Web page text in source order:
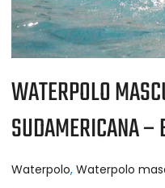
WATERPOLO
SUDAMERICANA –
Waterpolo, Waterpolo